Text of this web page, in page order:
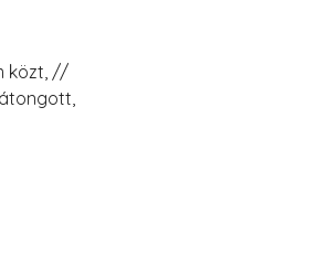
közt, //